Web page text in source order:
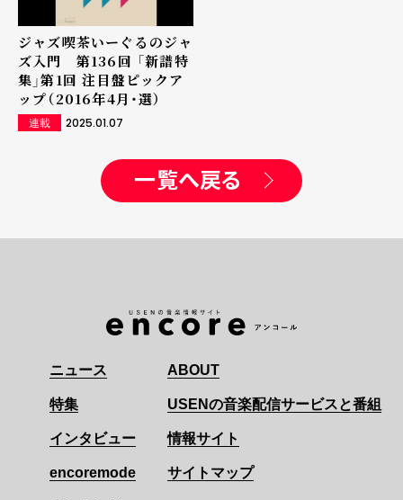
ジャズ喫茶いーぐるのジャ
ズ入門 第136回 「新譜特
集」第1回 注目盤ピックア
ップ（2016年4月・選）
連載 2025.01.07
一覧へ戻る
ニュース
特集
インタビュー
encoremode
ABOUT
USENの音楽配信サービスと番組
情報サイト
サイトマップ